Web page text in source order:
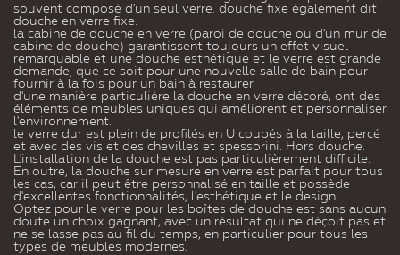
souvent composé d'un seul verre. douche fixe également dit
douche en verre fixe.
la cabine de douche en verre (paroi de douche ou d'un mur de
cabine de douche) garantissent toujours un effet visuel
remarquable et une douche esthétique et le verre est grande
demande, que ce soit pour une nouvelle salle de bain pour
fournir à la fois pour un bain à restaurer.
d'une manière particulière la douche en verre décoré, ont des
éléments de meubles uniques qui améliorent et personnaliser
l'environnement.
le verre dur est plein de profilés en U coupés à la taille, percé
et avec des vis et des chevilles et spessorini. Hors douche.
L'installation de la douche est pas particulièrement difficile.
En outre, la douche sur mesure en verre est parfait pour tous
les cas, car il peut être personnalisé en taille et possède
d'excellentes fonctionnalités, l'esthétique et le design.
Optez pour le verre pour les boîtes de douche est sans aucun
doute un choix gagnant, avec un résultat qui ne déçoit pas et
ne se lasse pas au fil du temps, en particulier pour tous les
types de meubles modernes.